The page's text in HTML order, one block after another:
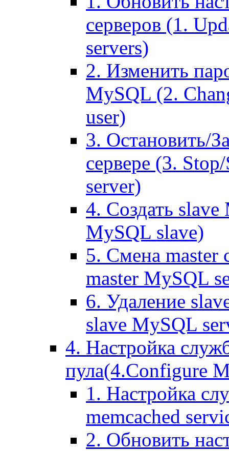
серверов (1.
servers)
2. Изменить
MySQL (2.
user)
3. Остановить/
сервере (3.
server)
4. Создать
MySQL slave)
5. Смена master
master MySQL
6. Удаление
slave MySQL
4. Настройка
пула(4.Configure
1. Настройка
memcached
2. Обновить